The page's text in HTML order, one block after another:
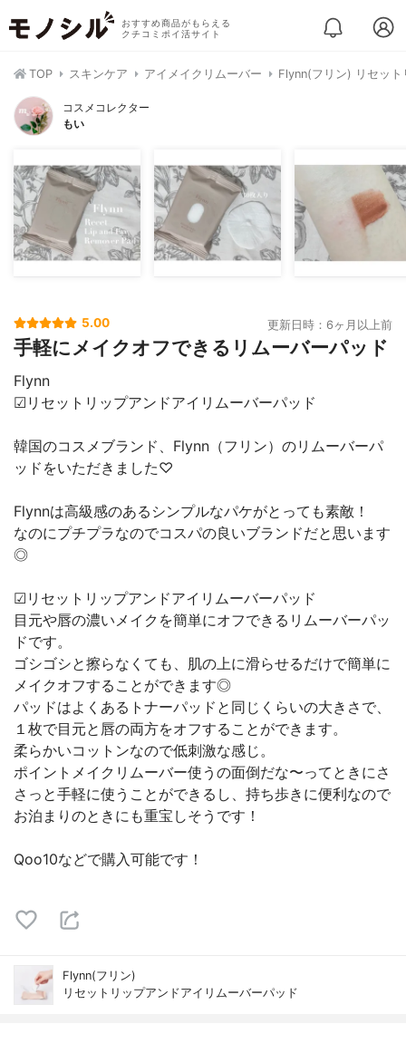
おすすめ商品がもらえる
クチコミポイ活サイト
TOP スキンケア アイメイクリムーバー Flynn(フリン) リセッ
コスメコレクター
もい
5.00 更新日時：6ヶ月以上前
手軽にメイクオフできるリムーバーパッド
Flynn
☑︎リセットリップアンドアイリムーバーパッド
韓国のコスメブランド、Flynn（フリン）のリムーバーパ
ッドをいただきました♡
Flynnは高級感のあるシンプルなパケがとっても素敵！
なのにプチプラなのでコスパの良いブランドだと思います
◎
☑︎リセットリップアンドアイリムーバーパッド
目元や唇の濃いメイクを簡単にオフできるリムーバーパッ
ドです。
ゴシゴシと擦らなくても、肌の上に滑らせるだけで簡単に
メイクオフすることができます◎
パッドはよくあるトナーパッドと同じくらいの大きさで、
１枚で目元と唇の両方をオフすることができます。
柔らかいコットンなので低刺激な感じ。
ポイントメイクリムーバー使うの面倒だな〜ってときにさ
さっと手軽に使うことができるし、持ち歩きに便利なので
お泊まりのときにも重宝しそうです！
Qoo10などで購入可能です！
Flynn(フリン)
リセットリップアンドアイリムーバーパッド